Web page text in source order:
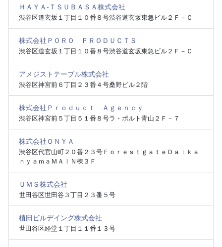
ＨＡＹＡ‐ＴＳＵＢＡＳＡ株式会社
渋谷区道玄坂１丁目１０番８号渋谷道玄坂東急ビル２Ｆ－Ｃ
株式会社ＰＯＲＯ ＰＲＯＤＵＣＴＳ
渋谷区道玄坂１丁目１０番８号渋谷道玄坂東急ビル２Ｆ－Ｃ
アメジストテーブル株式会社
渋谷区神宮前６丁目２３番４号桑野ビル２階
株式会社Ｐｒｏｄｕｃｔ Ａｇｅｎｃｙ
渋谷区神宮前５丁目５１番８号ラ・ポルト青山２Ｆ－７
株式会社ＯＮＹＡ
渋谷区代官山町２０番２３号ＦｏｒｅｓｔｇａｔｅＤａｉｋａ
ｎｙａｍａＭＡＩＮ棟３Ｆ
ＵＭＳ株式会社
世田谷区世田谷３丁目２３番５号
植田ビルデイング株式会社
世田谷区経堂１丁目１１番１３号